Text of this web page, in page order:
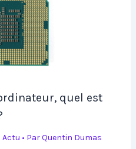
quel est
Actu • ParQuentin Dumas